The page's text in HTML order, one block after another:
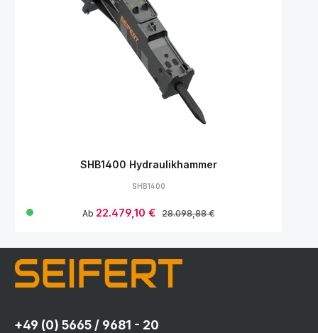
SHB1400 Hydraulikhammer
SHB1400
Verkaufspreis:
Ab 22.479,10 € Regulärer Preis:
28.098,88 €
+49 (0) 5665 / 9681 - 20